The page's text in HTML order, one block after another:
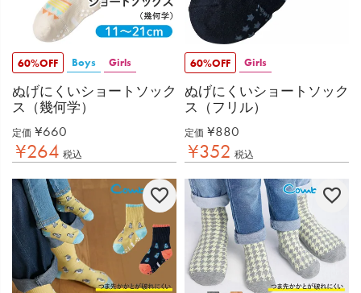
60%OFF Boys Girls
ぬげにくいショートソック
ス（幾何学）
定価 ¥660
¥264 税込
60%OFF Girls
ぬげにくいショートソック
ス（フリル）
定価 ¥880
¥352 税込